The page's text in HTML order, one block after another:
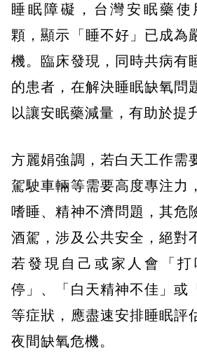
睡眠障礙，台灣安眠藥使
顆，顯示「睡不好」已成為
機。臨床發現，同時共病有
的患者，在解決睡眠缺氧問
以讓安眠藥減量，有助於提
方麗娟強調，若白天工作需
駕駛車輛等需要高度專注力
嗜睡、精神不濟問題，其危
酒駕，涉及公共安全，絕對
若發現自己或家人會「
停」、「白天精神不佳」或
等症狀，應盡速安排睡眠評
夜間缺氧危機。